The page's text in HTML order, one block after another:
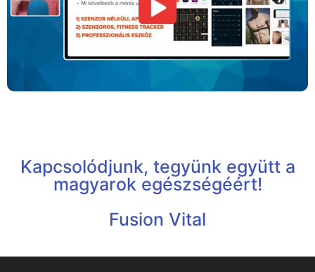
Kapcsolódjunk, tegyünk együtt a
magyarok egészségéért!
Fusion Vital